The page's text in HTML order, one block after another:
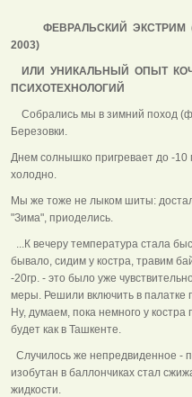
ФЕВРАЛЬСКИЙ ЭКСТРИМ
2003)
ИЛИ УНИКАЛЬНЫЙ ОПЫТ
ПСИХОТЕХНОЛОГИЙ
Собрались мы в зимний поход
Березовки.
Днем солнышко пригревает до -10
холодно.
Мы же тоже не лыком шиты:
"Зима", приоделись.
...К вечеру температура стала
бывало, сидим у костра, травим
-20гр. - это было уже
меры. Решили включить в палатке
Ну, думаем, пока немного у
будет как в Ташкенте.
Случилось же непредвиденное -
изобутан в баллончиках стал
жидкости.